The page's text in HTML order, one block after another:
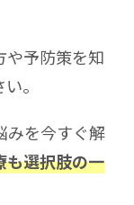
や予防策を知
。
みを今すぐ解
も選択肢の一